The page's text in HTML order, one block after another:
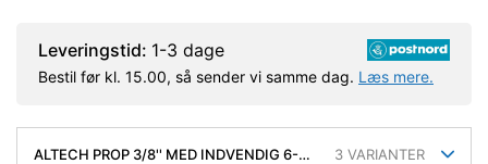
Leveringstid: 1-3 dage
Bestil før kl. 15.00, så sender vi samme dag. Læs mere.
ALTECH PROP 3/8'' MED INDVENDIG 6-
3 VARIANTER